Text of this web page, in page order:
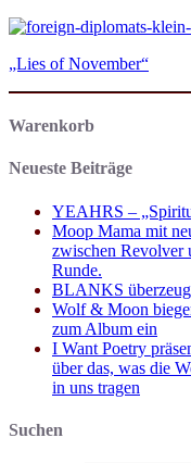
„Lies of November“
Warenkorb
Neueste Beiträge
YEAHRS –
Moop Mama mit
zwischen Revolver
Runde.
BLANKS
Wolf & Moon
zum Album ein
I Want Poetry
über das, was die
in uns tragen
Suchen